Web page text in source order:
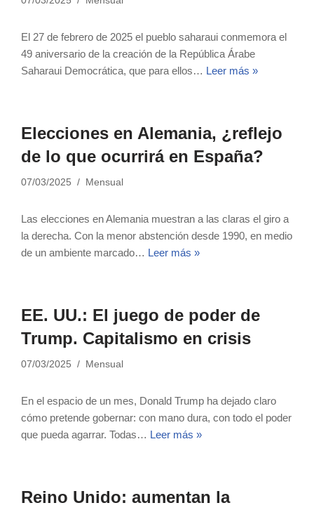
El 27 de febrero de 2025 el pueblo saharaui conmemora el
49 aniversario de la creación de la República Árabe
Saharaui Democrática, que para ellos… Leer más »
Elecciones en Alemania, ¿reflejo
de lo que ocurrirá en España?
07/03/2025 Mensual
Las elecciones en Alemania muestran a las claras el giro a
la derecha. Con la menor abstención desde 1990, en medio
de un ambiente marcado… Leer más »
EE. UU.: El juego de poder de
Trump. Capitalismo en crisis
07/03/2025 Mensual
En el espacio de un mes, Donald Trump ha dejado claro
cómo pretende gobernar: con mano dura, con todo el poder
que pueda agarrar. Todas… Leer más »
Reino Unido: aumentan la